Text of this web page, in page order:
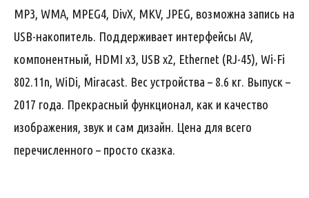
MP3, WMA, MPEG4, DivX, MKV, JPEG, возможна запись на
USB-накопитель. Поддерживает интерфейсы AV,
компонентный, HDMI x3, USB x2, Ethernet (RJ-45), Wi-Fi
802.11n, WiDi, Miracast. Вес устройства – 8.6 кг. Выпуск –
2017 года. Прекрасный функционал, как и качество
изображения, звук и сам дизайн. Цена для всего
перечисленного – просто сказка.